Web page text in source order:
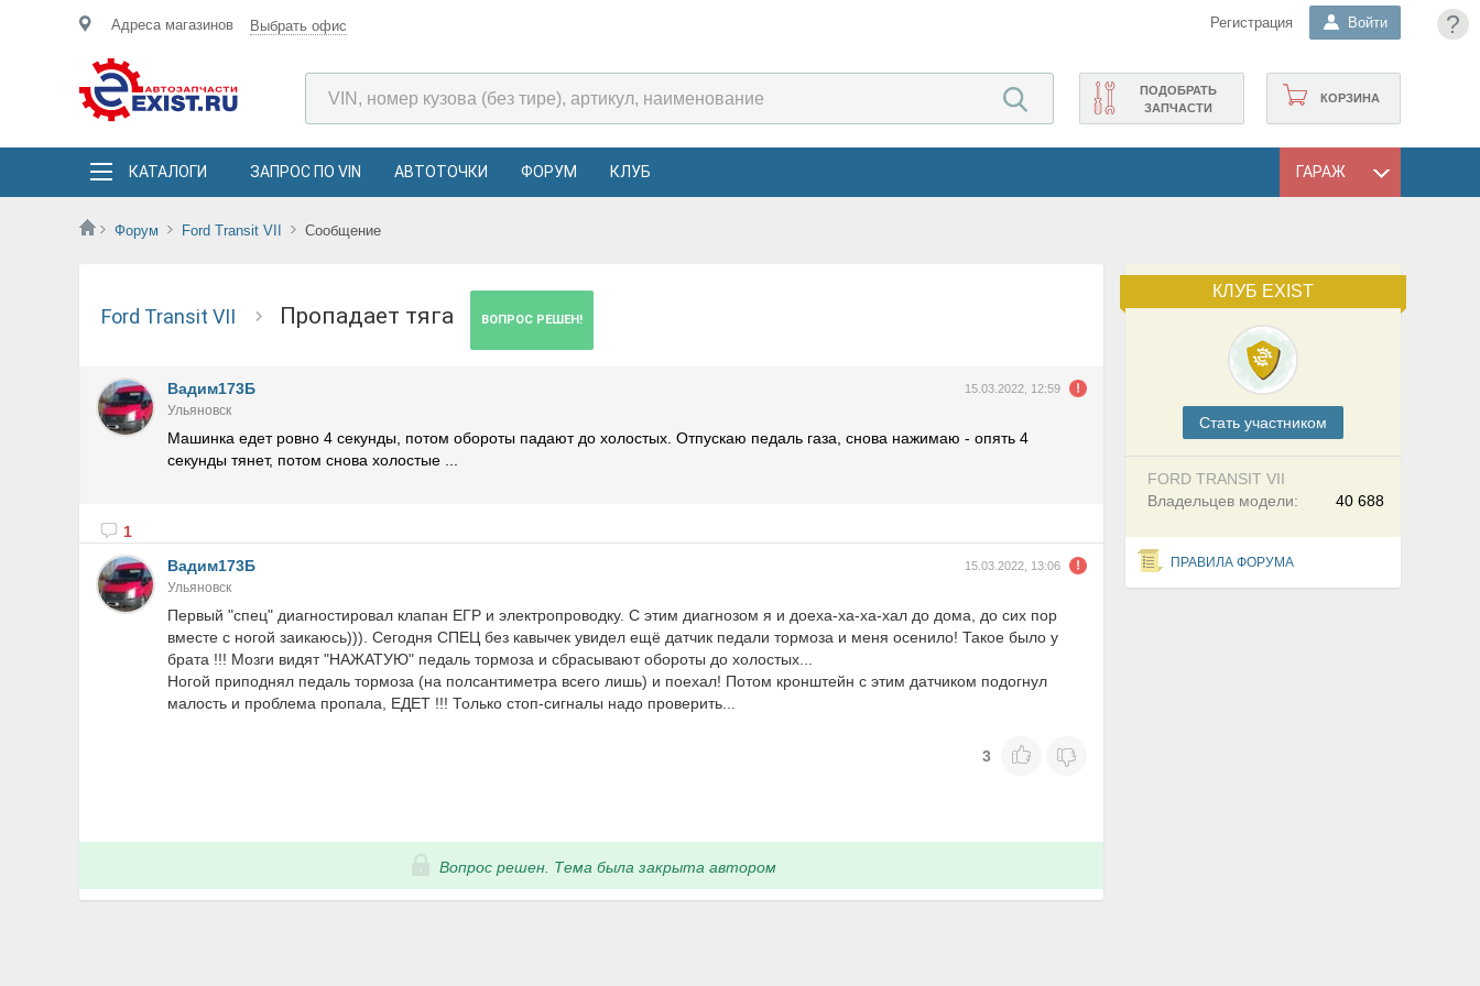
?
Адреса магазинов Выбрать офис Регистрация Войти
КОРЗИНА
ПОДОБРАТЬ
ЗАПЧАСТИ
КАТАЛОГИ ЗАПРОС ПО VIN АВТОТОЧКИ ФОРУМ КЛУБ ГАРАЖ
Форум Ford Transit VII Сообщение
КЛУБ EXIST
Cтать участником
FORD TRANSIT VII
40 688
Владельцев модели:
ПРАВИЛА ФОРУМА
Ford Transit VII Пропадает тяга ВОПРОС РЕШЕН!
Вадим173Б 15.03.2022, 12:59
Ульяновск
Машинка едет ровно 4 секунды, потом обороты падают до холостых. Отпускаю педаль газа, снова нажимаю - опять 4
секунды тянет, потом снова холостые ...
1
Вадим173Б
15.03.2022, 13:06
Ульяновск
Первый "спец" диагностировал клапан ЕГР и электропроводку. С этим диагнозом я и доеха-ха-ха-хал до дома, до сих пор
вместе с ногой заикаюсь))). Сегодня СПЕЦ без кавычек увидел ещё датчик педали тормоза и меня осенило! Такое было у
брата !!! Мозги видят "НАЖАТУЮ" педаль тормоза и сбрасывают обороты до холостых...
Ногой приподнял педаль тормоза (на полсантиметра всего лишь) и поехал! Потом кронштейн с этим датчиком подогнул
малость и проблема пропала, ЕДЕТ !!! Только стоп-сигналы надо проверить...
3
Вопрос решен. Тема была закрыта автором